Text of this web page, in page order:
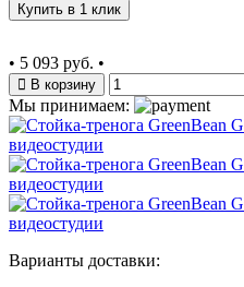
Купить в 1 клик
• 5 093 руб. •
В корзину
Мы принимаем:
Варианты доставки: